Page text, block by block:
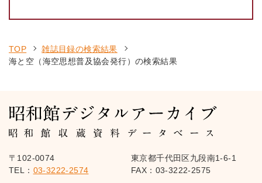
TOP
雑誌目録の検索結果
海と空（海空思想普及協会発行）の検索結果
〒102-0074
東京都千代田区九段南1-6-1
TEL： 03-3222-2574 FAX：03-3222-2575